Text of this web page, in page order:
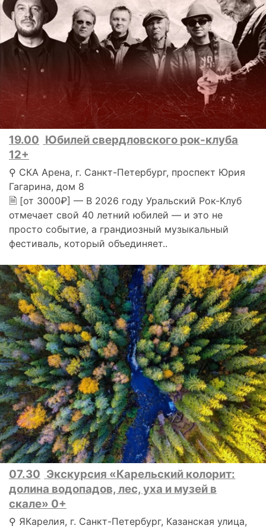
19.00 Юбилей свердловского рок-клуба
12+
⚲ СКА Арена, г. Санкт-Петербург, проспект Юрия
Гагарина, дом 8
🗎 [от 3000₽] — В 2026 году Уральский Рок-Клуб
отмечает свой 40 летний юбилей — и это не
просто событие, а грандиозный музыкальный
фестиваль, который объединяет..
07.30 Экскурсия «Карельский колорит:
долина водопадов, лес, уха и музей в
скале» 0+
⚲ ЯКарелия, г. Санкт-Петербург, Казанская улица,